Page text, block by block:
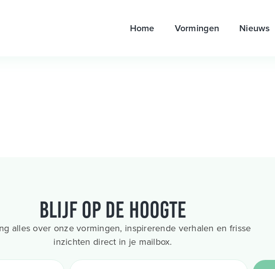
Home Vormingen Nieuws
Blijf op de hoogte
alles over onze vormingen, inspirerende verhalen en frisse
inzichten direct in je mailbox.